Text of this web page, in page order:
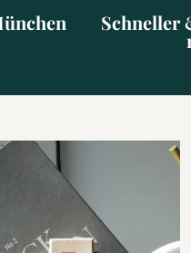
Schneller